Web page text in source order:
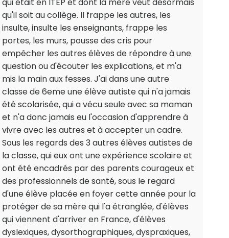
qu'il soit au collège. Il frappe les autres, les
insulte, insulte les enseignants, frappe les
portes, les murs, pousse des cris pour
empêcher les autres élèves de répondre à une
question ou d'écouter les explications, et m'a
mis la main aux fesses. J'ai dans une autre
classe de 6eme une élève autiste qui n'a jamais
été scolarisée, qui a vécu seule avec sa maman
et n'a donc jamais eu l'occasion d'apprendre à
vivre avec les autres et à accepter un cadre.
Sous les regards des 3 autres élèves autistes de
la classe, qui eux ont une expérience scolaire et
ont été encadrés par des parents courageux et
des professionnels de santé, sous le regard
d'une élève placée en foyer cette année pour la
protéger de sa mère qui l'a étranglée, d'élèves
qui viennent d'arriver en France, d'élèves
dyslexiques, dysorthographiques, dyspraxiques,